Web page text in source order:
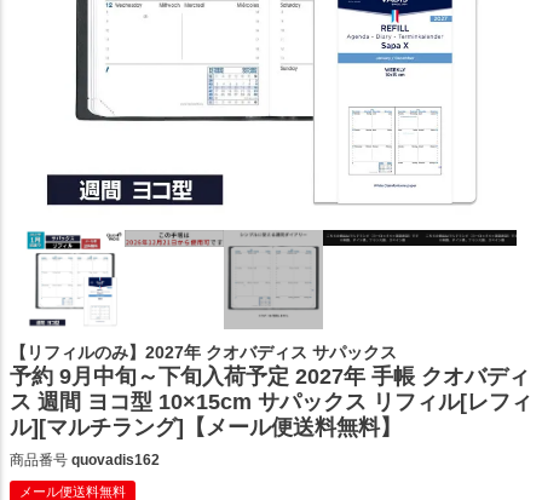
【リフィルのみ】2027年 クオバディス サパックス
予約 9月中旬～下旬入荷予定 2027年 手帳 クオバディ
ス 週間 ヨコ型 10×15cm サパックス リフィル[レフィ
ル][マルチラング]【メール便送料無料】
商品番号 quovadis162
メール便送料無料